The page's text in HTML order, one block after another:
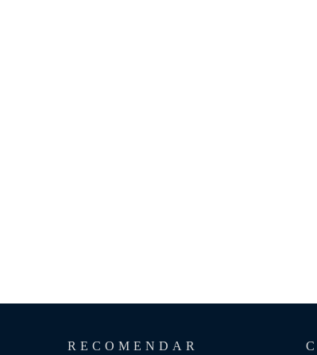
RECOMENDAR